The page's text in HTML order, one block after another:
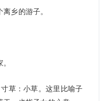
乡的游子。
草：小草。这里比喻子